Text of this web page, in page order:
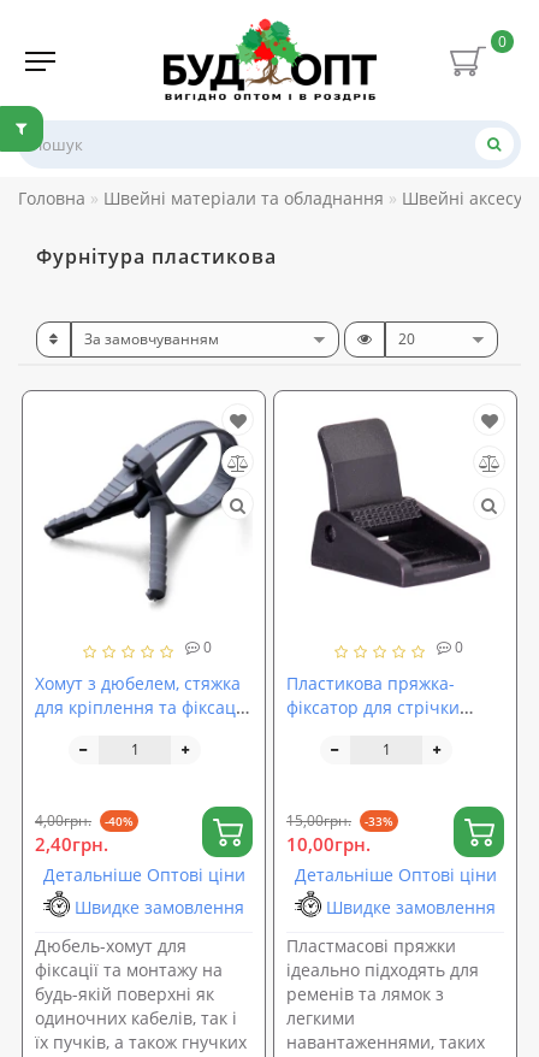
0
Головна Швейні матеріали та обладнання Швейні
Фурнітура пластикова
0
Хомут з дюбелем, стяжка
для кріплення та фіксації
кабелю (FY-0033)
4,00грн. -40%
2,40грн.
Детальніше Оптові ціни
Швидке замовлення
Дюбель-хомут для
фіксації та монтажу на
будь-якій поверхні як
одиночних кабелів, так і
їх пучків, а також гнучких
0
Пластикова пряжка-
фіксатор для стрічки
15,00грн. -33%
10,00грн.
Детальніше Оптові ціни
Швидке замовлення
Пластмасові пряжки
ідеально підходять для
ременів та лямок з
легкими
навантаженнями, таких